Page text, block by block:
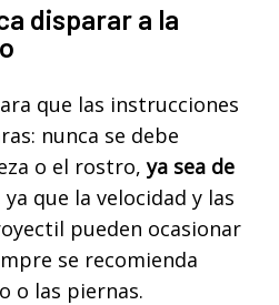
disparar a la
que las instrucciones
nunca se debe
o el rostro,ya sea de
ya que la velocidad y las
pueden ocasionar
se recomienda
o las piernas.